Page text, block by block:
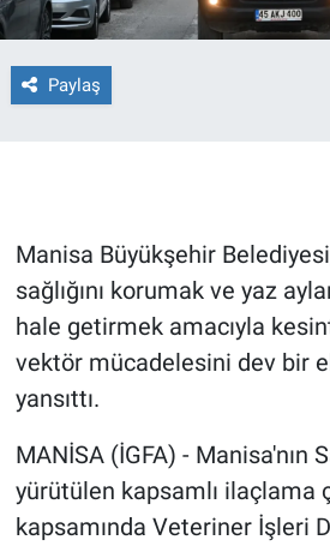
Paylaş
Manisa Büyükşehir
sağlığını korumak ve yaz
hale getirmek amacıyla
vektör mücadelesini dev bir
yansıttı.
MANİSA (İGFA) - Manisa'nın
yürütülen kapsamlı ilaçlama
kapsamında Veteriner İşleri